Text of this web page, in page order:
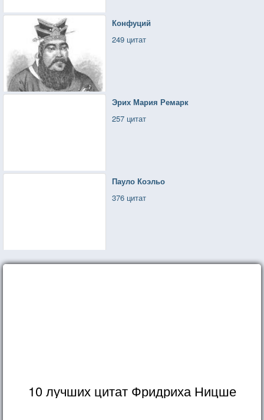
Конфуций
249 цитат
Эрих Мария Ремарк
257 цитат
Пауло Коэльо
376 цитат
10 лучших цитат Фридриха Ницше